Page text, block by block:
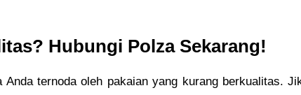
Hubungi Polza Sekarang!
ternoda oleh pakaian yang kurang berkualitas.